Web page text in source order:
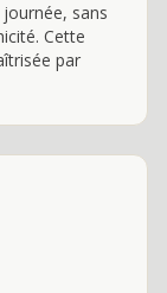
sans
Cette
par